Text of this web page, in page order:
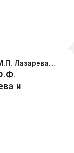
Экспедиция Ф.Ф. Беллинсгаузена и М.П. Лазарева и открытие Антарктиды